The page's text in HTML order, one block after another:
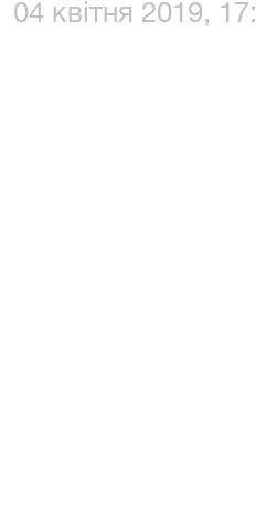
04 квітня 2019,